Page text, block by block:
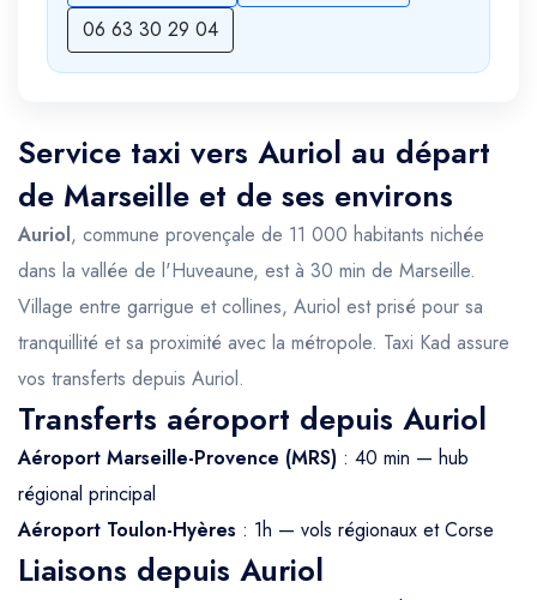
06 63 30 29 04
Service taxi vers Auriol au départ
de Marseille et de ses environs
Auriol, commune provençale de 11 000 habitants nichée
dans la vallée de l'Huveaune, est à 30 min de Marseille.
Village entre garrigue et collines, Auriol est prisé pour sa
tranquillité et sa proximité avec la métropole. Taxi Kad assure
vos transferts depuis Auriol.
Transferts aéroport depuis Auriol
Aéroport Marseille-Provence (MRS) : 40 min — hub
régional principal
Aéroport Toulon-Hyères : 1h — vols régionaux et Corse
Liaisons depuis Auriol